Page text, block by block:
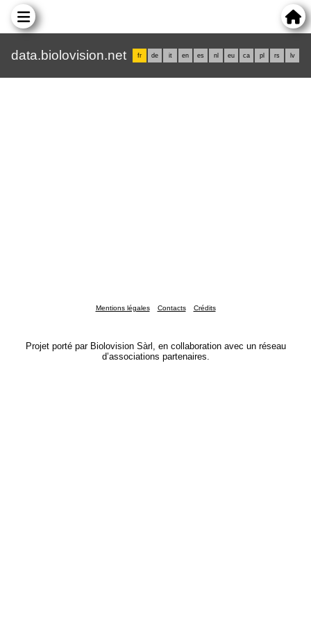
data.biolovision.net fr de it en es nl eu ca pl rs lv
Mentions légales Contacts Crédits
Projet porté par Biolovision Sàrl, en collaboration avec un réseau
d’associations partenaires.